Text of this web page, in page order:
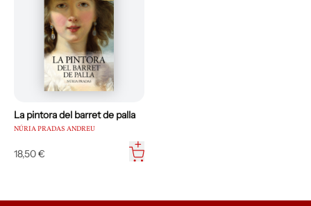
La pintora del barret de palla
NÚRIA PRADAS ANDREU
18,50 €